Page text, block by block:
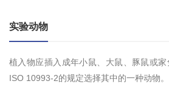
实验动物
植入物应插入成年小鼠、大鼠、豚鼠或
ISO 10993-2的规定选择其中的一种动物。